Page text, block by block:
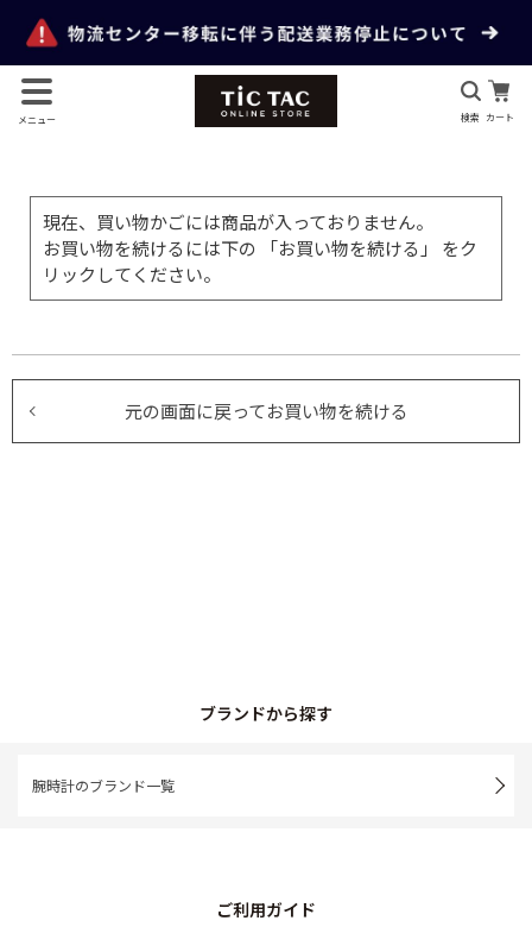
メニュー 検索 カート
現在、買い物かごには商品が入っておりません。
お買い物を続けるには下の 「お買い物を続ける」 をク
リックしてください。
元の画面に戻ってお買い物を続ける
ブランドから探す
腕時計のブランド一覧
ご利用ガイド